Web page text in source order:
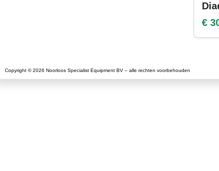
€
Copyright © 2026 Noorloos Specialist Equipment BV – alle rechten voorbehouden